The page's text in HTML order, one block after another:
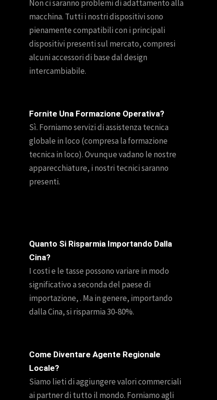
Non ci saranno problemi di adattamento alla
macchina. Tutti i nostri dispositivi sono
pienamente compatibili con i principali
dispositivi presenti sul mercato, compresi
alcuni accessori di base dal design
intercambiabile.
Fornite Una Formazione Operativa?
Sì. Forniamo servizi di assistenza tecnica
globale in loco (compresa la formazione
tecnica in loco). Ovunque vadano le nostre
apparecchiature, i nostri tecnici saranno
presenti.
Quanto Si Risparmia Importando Dalla
Cina?
I costi e le tasse possono variare in modo
significativo a seconda del paese di
importazione, . Ma in genere, importando
dalla Cina, si risparmia 30-80%.
Come Diventare Agente Regionale
Locale?
Siamo lieti di aggiungere valori commerciali
ai partner di tutto il mondo. Forniamo agli